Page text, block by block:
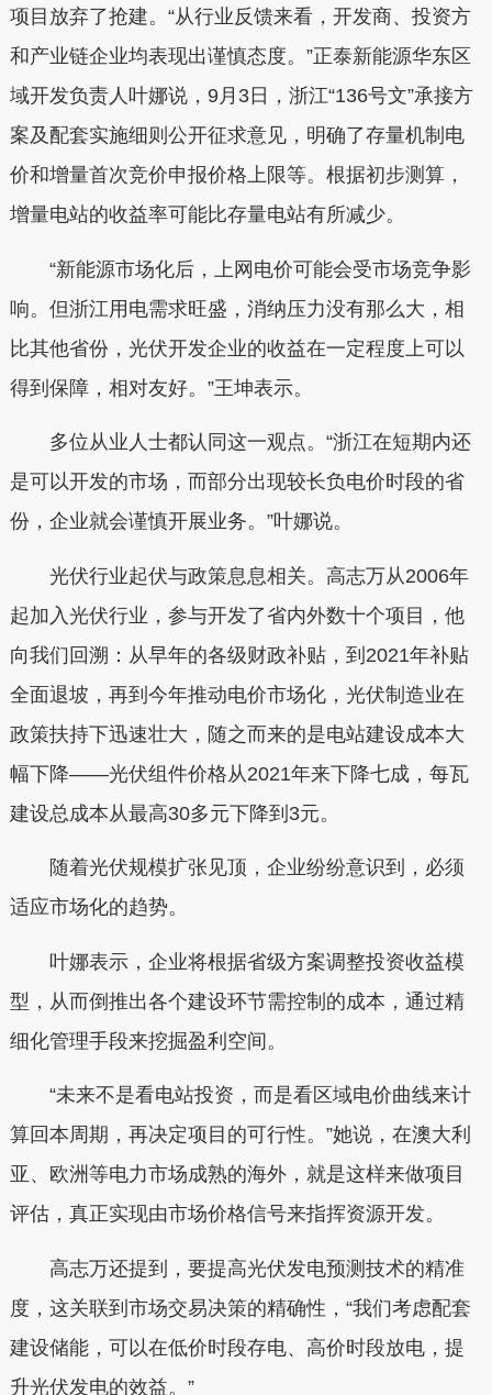
项目放弃了抢建。“从行业反馈来看，开发商、投资方
和产业链企业均表现出谨慎态度。”正泰新能源华东区
域开发负责人叶娜说，9月3日，浙江“136号文”承接方
案及配套实施细则公开征求意见，明确了存量机制电
价和增量首次竞价申报价格上限等。根据初步测算，
增量电站的收益率可能比存量电站有所减少。
“新能源市场化后，上网电价可能会受市场竞争影
响。但浙江用电需求旺盛，消纳压力没有那么大，相
比其他省份，光伏开发企业的收益在一定程度上可以
得到保障，相对友好。”王坤表示。
多位从业人士都认同这一观点。“浙江在短期内还
是可以开发的市场，而部分出现较长负电价时段的省
份，企业就会谨慎开展业务。”叶娜说。
光伏行业起伏与政策息息相关。高志万从2006年
起加入光伏行业，参与开发了省内外数十个项目，他
向我们回溯：从早年的各级财政补贴，到2021年补贴
全面退坡，再到今年推动电价市场化，光伏制造业在
政策扶持下迅速壮大，随之而来的是电站建设成本大
幅下降——光伏组件价格从2021年来下降七成，每瓦
建设总成本从最高30多元下降到3元。
随着光伏规模扩张见顶，企业纷纷意识到，必须
适应市场化的趋势。
叶娜表示，企业将根据省级方案调整投资收益模
型，从而倒推出各个建设环节需控制的成本，通过精
细化管理手段来挖掘盈利空间。
“未来不是看电站投资，而是看区域电价曲线来计
算回本周期，再决定项目的可行性。”她说，在澳大利
亚、欧洲等电力市场成熟的海外，就是这样来做项目
评估，真正实现由市场价格信号来指挥资源开发。
高志万还提到，要提高光伏发电预测技术的精准
度，这关联到市场交易决策的精确性，“我们考虑配套
建设储能，可以在低价时段存电、高价时段放电，提
升光伏发电的效益。”